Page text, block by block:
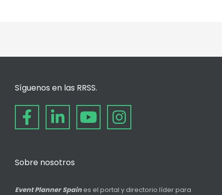
Síguenos en las RRSS.
Sobre nosotros
Event Planner Spain es el portal y directorio líder para